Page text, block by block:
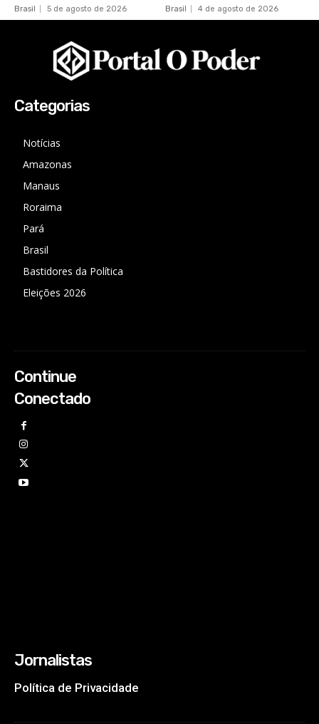
Brasil 5 de agosto de 2026 Brasil 4 de agosto de 2026
Categorias
Notícias
Amazonas
Manaus
Roraima
Pará
Brasil
Bastidores da Política
Eleições 2026
Continue
Conectado
Jornalistas
Política de Privacidade